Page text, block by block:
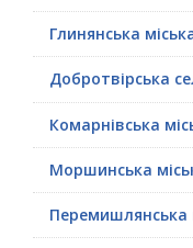
Глинянська
Добротвірська
Комарнівська
Моршинська
Перемишлянська